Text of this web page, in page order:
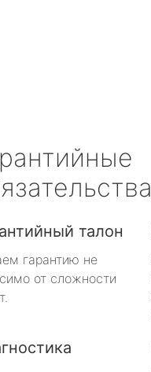
талон
гарантию не
от сложности